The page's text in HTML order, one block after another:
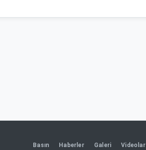
Basın Haberler Galeri Videolar